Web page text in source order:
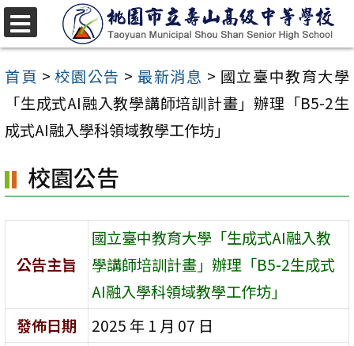
跳
至
主
內
區
首頁 >校園公告 >最新消息 > 國立臺中教育大學
「生成式AI融入教學講師培訓計畫」辦理「B5-2生
成式AI融入學科領域教學工作坊」
校園公告
公告主旨
國立臺中教育大學「生成式AI融入教
學講師培訓計畫」辦理「B5-2生成式
AI融入學科領域教學工作坊」
發佈日期
2025 年 1 月 07 日
選
單